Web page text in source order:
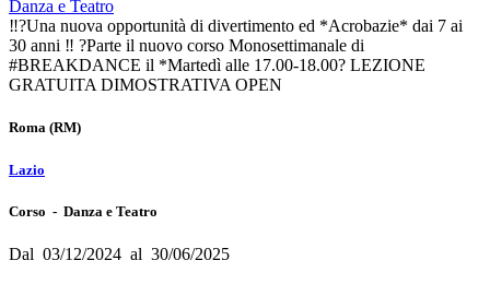
Danza e Teatro
‼️?Una nuova opportunità di divertimento ed *Acrobazie* dai 7 ai
30 anni ‼️ ?️Parte il nuovo corso Monosettimanale di
#BREAKDANCE il *Martedì alle 17.00-18.00?️ LEZIONE
GRATUITA DIMOSTRATIVA OPEN
Roma (RM)
Lazio
Corso - Danza e Teatro
Dal 03/12/2024 al 30/06/2025